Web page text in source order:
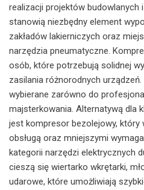
realizacji projektów budowlanych
stanowią niezbędny element
zakładów lakierniczych oraz
narzędzia pneumatyczne.
osób, które potrzebują solidnej
zasilania różnorodnych
wybierane zarówno do
majsterkowania. Alternatywą dla
jest kompresor bezolejowy, który
obsługą oraz mniejszymi
kategorii narzędzi elektrycznych
cieszą się wiertarko wkrętarki,
udarowe, które umożliwiają